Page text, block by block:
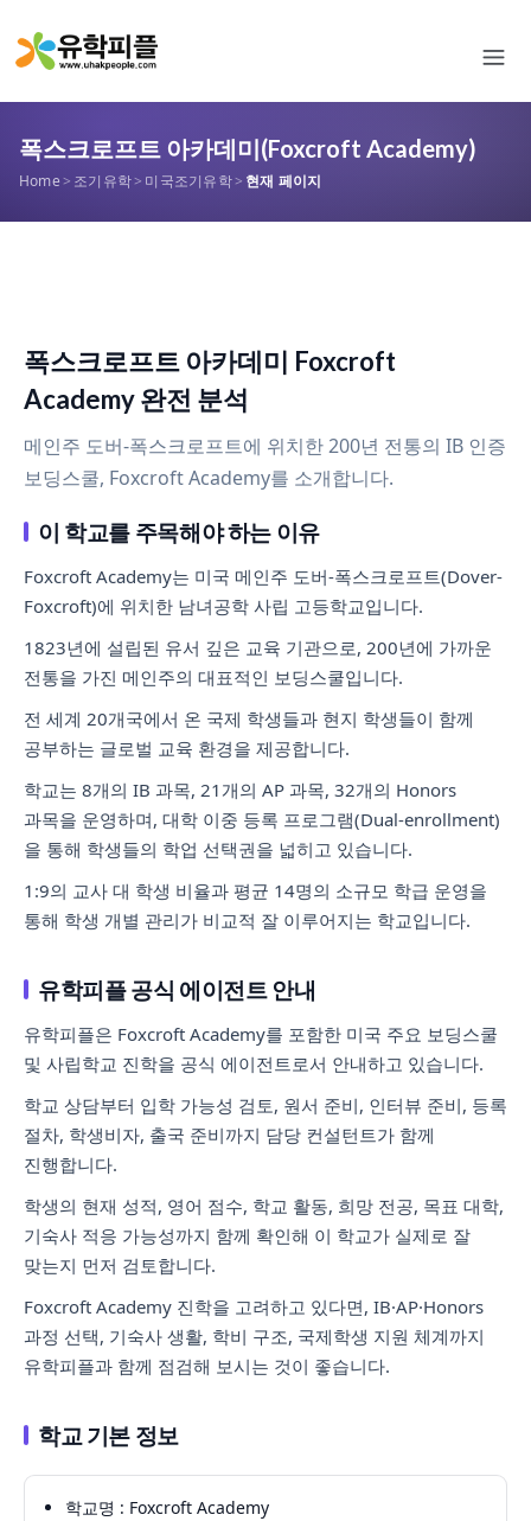
폭스크로프트 아카데미(Foxcroft Academy)
Home> 조기유학> 미국조기유학> 현재 페이지
폭스크로프트 아카데미 Foxcroft
Academy 완전 분석
메인주 도버-폭스크로프트에 위치한 200년 전통의 IB 인증
보딩스쿨, Foxcroft Academy를 소개합니다.
이 학교를 주목해야 하는 이유
Foxcroft Academy는 미국 메인주 도버-폭스크로프트(Dover-
Foxcroft)에 위치한 남녀공학 사립 고등학교입니다.
1823년에 설립된 유서 깊은 교육 기관으로, 200년에 가까운
전통을 가진 메인주의 대표적인 보딩스쿨입니다.
전 세계 20개국에서 온 국제 학생들과 현지 학생들이 함께
공부하는 글로벌 교육 환경을 제공합니다.
학교는 8개의 IB 과목, 21개의 AP 과목, 32개의 Honors
과목을 운영하며, 대학 이중 등록 프로그램(Dual-enrollment)
을 통해 학생들의 학업 선택권을 넓히고 있습니다.
1:9의 교사 대 학생 비율과 평균 14명의 소규모 학급 운영을
통해 학생 개별 관리가 비교적 잘 이루어지는 학교입니다.
유학피플 공식 에이전트 안내
유학피플은 Foxcroft Academy를 포함한 미국 주요 보딩스쿨
및 사립학교 진학을 공식 에이전트로서 안내하고 있습니다.
학교 상담부터 입학 가능성 검토, 원서 준비, 인터뷰 준비, 등록
절차, 학생비자, 출국 준비까지 담당 컨설턴트가 함께
진행합니다.
학생의 현재 성적, 영어 점수, 학교 활동, 희망 전공, 목표 대학,
기숙사 적응 가능성까지 함께 확인해 이 학교가 실제로 잘
맞는지 먼저 검토합니다.
Foxcroft Academy 진학을 고려하고 있다면, IB·AP·Honors
과정 선택, 기숙사 생활, 학비 구조, 국제학생 지원 체계까지
유학피플과 함께 점검해 보시는 것이 좋습니다.
학교 기본 정보
학교명 : Foxcroft Academy